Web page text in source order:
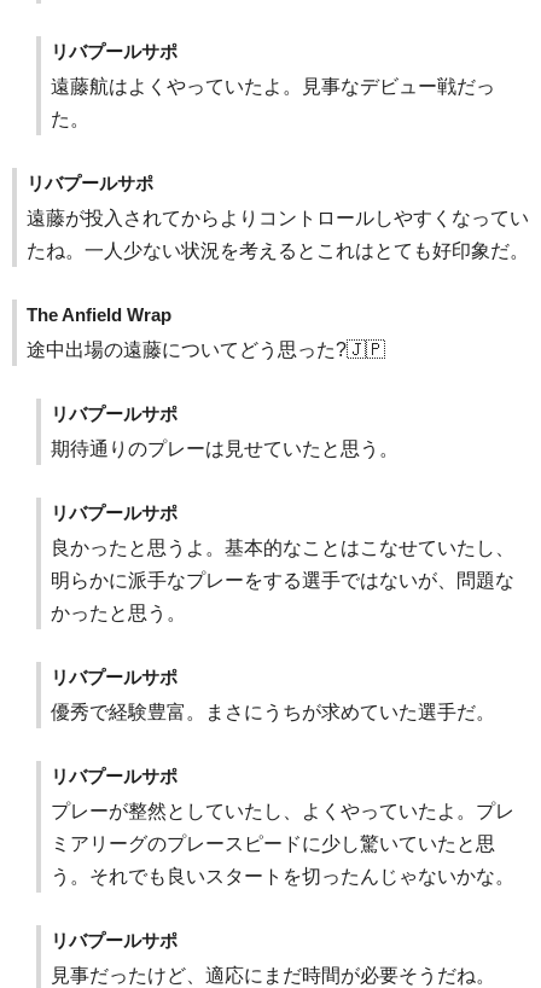
リバプールサポ
遠藤航はよくやっていたよ。見事なデビュー戦だっ
た。
リバプールサポ
遠藤が投入されてからよりコントロールしやすくなってい
たね。一人少ない状況を考えるとこれはとても好印象だ。
The Anfield Wrap
途中出場の遠藤についてどう思った?🇯🇵
リバプールサポ
期待通りのプレーは見せていたと思う。
リバプールサポ
良かったと思うよ。基本的なことはこなせていたし、
明らかに派手なプレーをする選手ではないが、問題な
かったと思う。
リバプールサポ
優秀で経験豊富。まさにうちが求めていた選手だ。
リバプールサポ
プレーが整然としていたし、よくやっていたよ。プレ
ミアリーグのプレースピードに少し驚いていたと思
う。それでも良いスタートを切ったんじゃないかな。
リバプールサポ
見事だったけど、適応にまだ時間が必要そうだね。